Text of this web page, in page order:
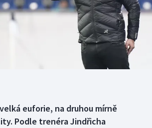
euforie, na druhou mírně
Podle trenéra Jindřicha